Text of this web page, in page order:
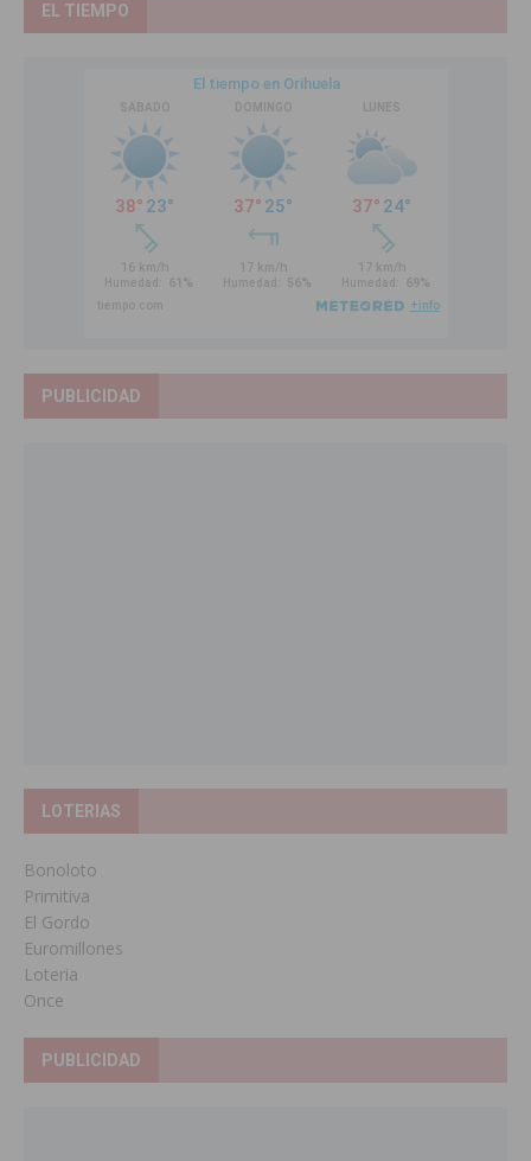
EL TIEMPO
PUBLICIDAD
LOTERIAS
Bonoloto
Primitiva
El Gordo
Euromillones
Loteria
Once
PUBLICIDAD